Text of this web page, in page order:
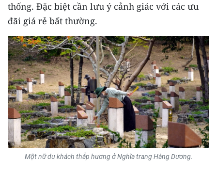
Media Kinh tế
Media Xã hội
Media Pháp luật
Media Du lịch
Media Thế giới
Media Thể thao
Media Giáo dục
thống. Đặc biệt cần lưu ý cảnh giác với các ưu
đãi giá rẻ bất thường.
Một nữ du khách thắp hương ở Nghĩa trang Hàng Dương.